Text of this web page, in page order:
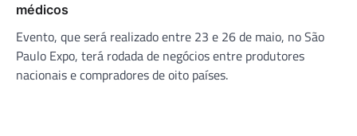
médicos
Evento, que será realizado entre 23 e 26 de maio, no São
Paulo Expo, terá rodada de negócios entre produtores
nacionais e compradores de oito países.